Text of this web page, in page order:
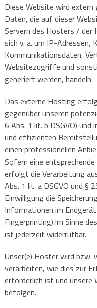
Diese Website wird
Daten, die auf dieser
Servern des Hosters / der
sich v. a. um IP-
Kommunikationsdaten,
Websitezugriffe und
generiert werden, handeln.
Das externe Hosting
gegenüber unseren
6 Abs. 1 lit. b DSGVO) und
und effizienten
einen professionellen
Sofern eine
erfolgt die Verarbeitung
Abs. 1 lit. a DSGVO und §
Einwilligung die
Informationen im
Fingerprinting) im Sinne
ist jederzeit widerrufbar.
Unser(e) Hoster wird bzw.
verarbeiten, wie dies zur
erforderlich ist und unsere
befolgen.